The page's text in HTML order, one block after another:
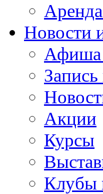
Новости
Афиша
Акции
Курсы
Клубы